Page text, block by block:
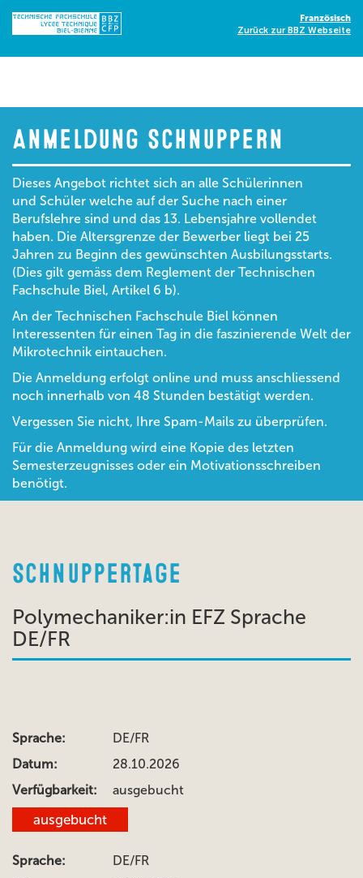
Französisch
Anmeldung Schnuppern
Dieses Angebot richtet sich an alle Schülerinnen
und Schüler welche auf der Suche nach einer
Berufslehre sind und das 13. Lebensjahre vollendet
haben. Die Altersgrenze der Bewerber liegt bei 25
Jahren zu Beginn des gewünschten Ausbilungsstarts.
(Dies gilt gemäss dem Reglement der Technischen
Fachschule Biel, Artikel 6 b).
An der Technischen Fachschule Biel können
Interessenten für einen Tag in die faszinierende Welt der
Mikrotechnik eintauchen.
Die Anmeldung erfolgt online und muss anschliessend
noch innerhalb von 48 Stunden bestätigt werden.
Vergessen Sie nicht, Ihre Spam-Mails zu überprüfen.
Für die Anmeldung wird eine Kopie des letzten
Semesterzeugnisses oder ein Motivationsschreiben
benötigt.
Schnuppertage
Polymechaniker:in EFZ Sprache
DE/FR
DE/FR
28.10.2026
ausgebucht
ausgebucht
DE/FR